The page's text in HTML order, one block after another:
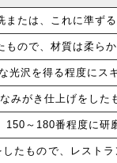
または、これに準ず
もので、材質は柔ら
光沢を得る程度にス
みがき仕上げをし
150～180番程度に
たもので、レスト